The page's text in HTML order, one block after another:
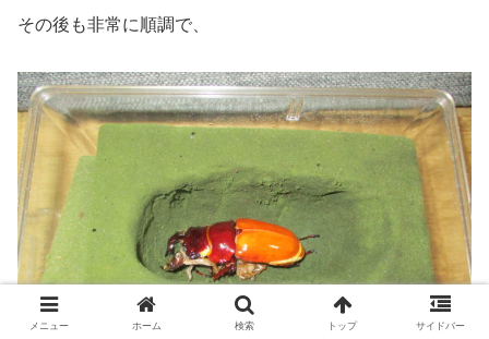
その後も非常に順調で、
メニュー ホーム 検索 トップ サイドバー